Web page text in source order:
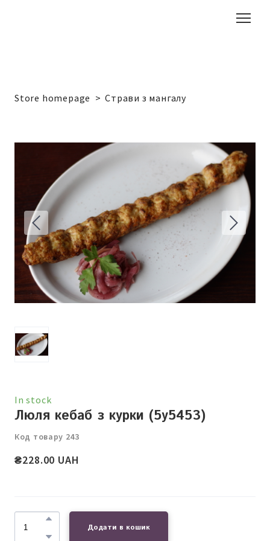
Store homepage Страви з мангалу
In stock
Люля кебаб з курки (5у5453)
Код товару 243
₴228.00 UAH
Додати в кошик